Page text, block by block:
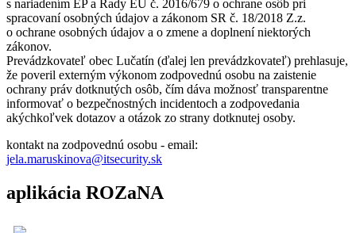
s nariadením EP a Rady EÚ č. 2016/679 o ochrane osôb pri
spracovaní osobných údajov a zákonom SR č. 18/2018 Z.z.
o ochrane osobných údajov a o zmene a doplnení niektorých
zákonov.
Prevádzkovateľ obec Lučatín (ďalej len prevádzkovateľ) prehlasuje,
že poveril externým výkonom zodpovednú osobu na zaistenie
ochrany práv dotknutých osôb, čím dáva možnosť transparentne
informovať o bezpečnostných incidentoch a zodpovedania
akýchkoľvek dotazov a otázok zo strany dotknutej osoby.
kontakt na zodpovednú osobu - email:
jela.maruskinova@itsecurity.sk
aplikácia ROZaNA